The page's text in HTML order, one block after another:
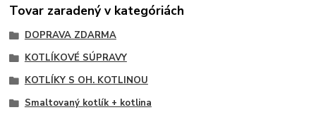
Tovar zaradený v kategóriách
DOPRAVA ZDARMA
KOTLÍKOVÉ SÚPRAVY
KOTLÍKY S OH. KOTLINOU
Smaltovaný kotlík + kotlina